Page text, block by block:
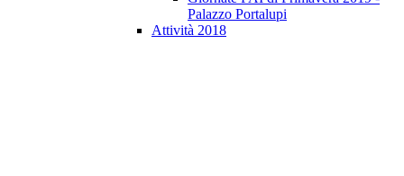
Palazzo Portalupi
Attività 2018